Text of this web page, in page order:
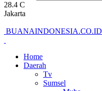
28.4 C
Jakarta
BUANAINDONESIA.CO.ID
Home
Daerah
Tv
Sumsel